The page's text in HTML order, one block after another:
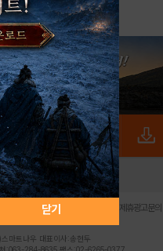
닫기
전체앱
불법촬영물 신고센터 제휴광고문의
마트나우 대표이사:송현두